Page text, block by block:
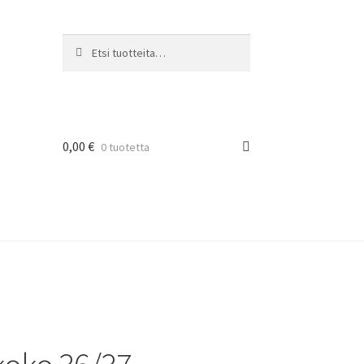
0,00 € 0 tuotetta